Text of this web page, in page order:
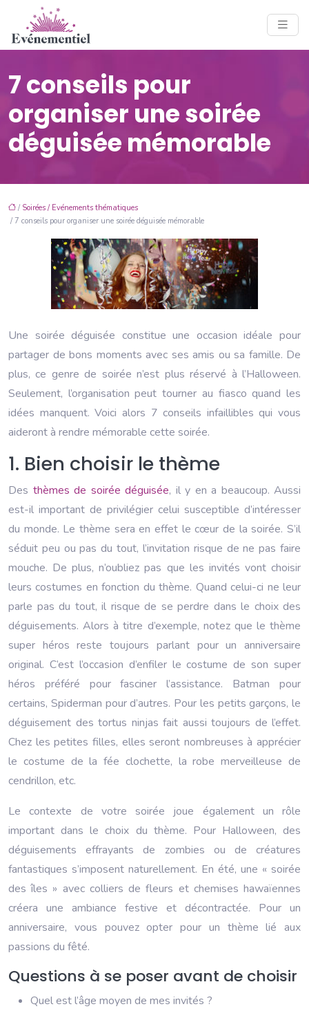
7 conseils pour
organiser une soirée
déguisée mémorable
/ Soirées / Evénements thématiques
/ 7 conseils pour organiser une soirée déguisée mémorable
Une soirée déguisée constitue une occasion idéale pour
partager de bons moments avec ses amis ou sa famille. De
plus, ce genre de soirée n’est plus réservé à l’Halloween.
Seulement, l’organisation peut tourner au fiasco quand les
idées manquent. Voici alors 7 conseils infaillibles qui vous
aideront à rendre mémorable cette soirée.
1. Bien choisir le thème
Des thèmes de soirée déguisée, il y en a beaucoup. Aussi
est-il important de privilégier celui susceptible d’intéresser
du monde. Le thème sera en effet le cœur de la soirée. S’il
séduit peu ou pas du tout, l’invitation risque de ne pas faire
mouche. De plus, n’oubliez pas que les invités vont choisir
leurs costumes en fonction du thème. Quand celui-ci ne leur
parle pas du tout, il risque de se perdre dans le choix des
déguisements. Alors à titre d’exemple, notez que le thème
super héros reste toujours parlant pour un anniversaire
original. C’est l’occasion d’enfiler le costume de son super
héros préféré pour fasciner l’assistance. Batman pour
certains, Spiderman pour d’autres. Pour les petits garçons, le
déguisement des tortus ninjas fait aussi toujours de l’effet.
Chez les petites filles, elles seront nombreuses à apprécier
le costume de la fée clochette, la robe merveilleuse de
cendrillon, etc.
Le contexte de votre soirée joue également un rôle
important dans le choix du thème. Pour Halloween, des
déguisements effrayants de zombies ou de créatures
fantastiques s’imposent naturellement. En été, une « soirée
des îles » avec colliers de fleurs et chemises hawaïennes
créera une ambiance festive et décontractée. Pour un
anniversaire, vous pouvez opter pour un thème lié aux
passions du fêté.
Questions à se poser avant de choisir
Quel est l’âge moyen de mes invités ?